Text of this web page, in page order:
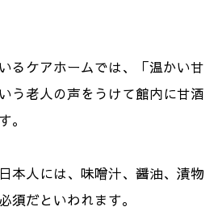
るケアホームでは、「温かい甘
う老人の声をうけて館内に甘酒
。
本人には、味噌汁、醤油、漬物
須だといわれます。